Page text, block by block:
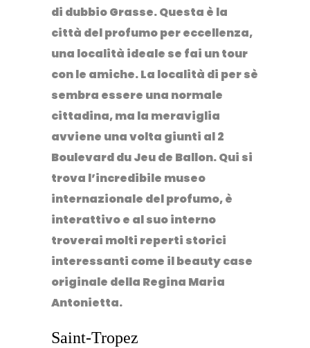
di dubbio Grasse. Questa è la
città del profumo per eccellenza,
una località ideale se fai un tour
con le amiche. La località di per sè
sembra essere una normale
cittadina, ma la meraviglia
avviene una volta giunti al 2
Boulevard du Jeu de Ballon. Qui si
trova l’incredibile museo
internazionale del profumo, è
interattivo e al suo interno
troverai molti reperti storici
interessanti come il beauty case
originale della Regina Maria
Antonietta.
Saint-Tropez